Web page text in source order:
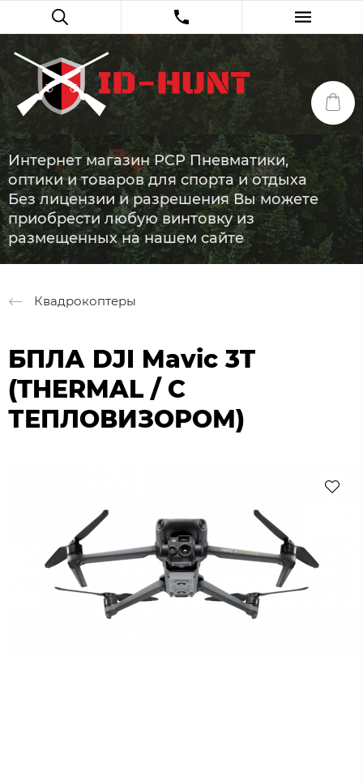
Интернет магазин PCP Пневматики,
оптики и товаров для спорта и отдыха
Без лицензии и разрешения Вы можете
приобрести любую винтовку из
размещенных на нашем сайте
Квадрокоптеры
БПЛА DJI Mavic 3T
(THERMAL / С
ТЕПЛОВИЗОРОМ)